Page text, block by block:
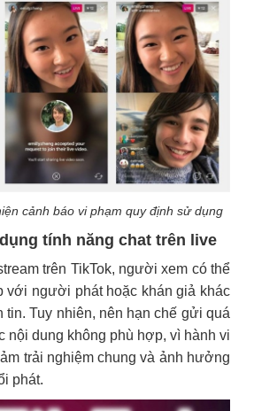
cảnh báo vi phạm quy định sử dụng
tính năng chat trên live
trên TikTok, người xem có thể
với người phát hoặc khán giả khác
tin. Tuy nhiên, nên hạn chế gửi quá
nội dung không phù hợp, vì hành vi
trải nghiệm chung và ảnh hưởng
phát.